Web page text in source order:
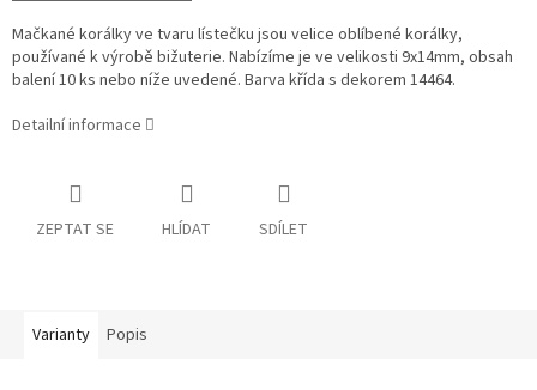
Mačkané korálky ve tvaru lístečku jsou velice oblíbené korálky,
používané k výrobě bižuterie. Nabízíme je ve velikosti 9x14mm, obsah
balení 10 ks nebo níže uvedené. Barva křída s dekorem 14464.
Detailní informace
ZEPTAT SE HLÍDAT SDÍLET
Varianty Popis